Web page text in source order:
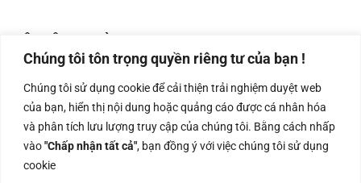
Chúng tôi tôn trọng quyền riêng tư của bạn !
Chúng tôi sử dụng cookie để cải thiện trải nghiệm duyệt web
của bạn, hiển thị nội dung hoặc quảng cáo được cá nhân hóa
và phân tích lưu lượng truy cập của chúng tôi. Bằng cách nhấp
vào"Chấp nhận tất cả", bạn đồng ý với việc chúng tôi sử dụng
cookie
0966.93.1717
835 345
0987.919.040